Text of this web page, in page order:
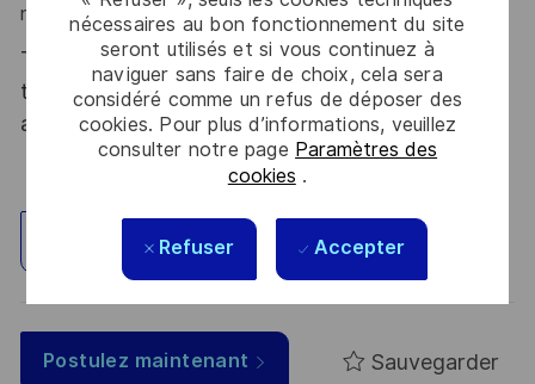
nécessaires au bon fonctionnement du site
seront utilisés et si vous continuez à
naviguer sans faire de choix, cela sera
considéré comme un refus de déposer des
cookies. Pour plus d’informations, veuillez
consulter notre page Paramètres des
cookies .
Refuser Accepter
nous.
Thales, entreprise Handi-Engagée, reconnait
tous les talents. La diversité est notre meilleur
atout. Postulez et rejoignez nous !
Explorez un site
Postulez maintenant Sauvegarder